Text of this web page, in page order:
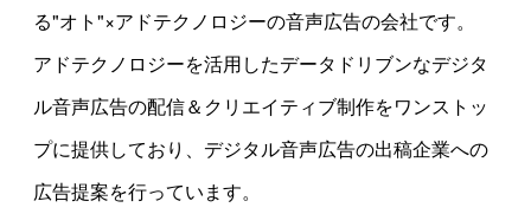
る"オト"×アドテクノロジーの音声広告の会社です。
アドテクノロジーを活用したデータドリブンなデジタ
ル音声広告の配信＆クリエイティブ制作をワンストッ
プに提供しており、デジタル音声広告の出稿企業への
広告提案を行っています。